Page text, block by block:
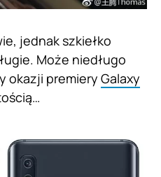
jednak szkiełko
Może niedługo
okazji premiery Galaxy